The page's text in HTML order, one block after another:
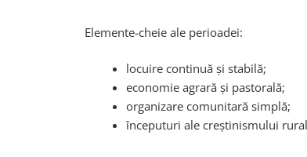
Elemente-cheie ale perioadei:
locuire continuă și stabilă;
economie agrară și pastorală;
organizare comunitară simplă;
începuturi ale creștinismului